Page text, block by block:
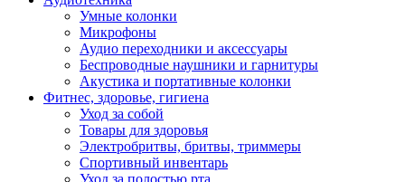
Умные колонки
Микрофоны
Аудио переходники и аксессуары
Беспроводные наушники и гарнитуры
Акустика и портативные колонки
Фитнес, здоровье, гигиена
Уход за собой
Товары для здоровья
Электробритвы, бритвы, триммеры
Спортивный инвентарь
Уход за полостью рта